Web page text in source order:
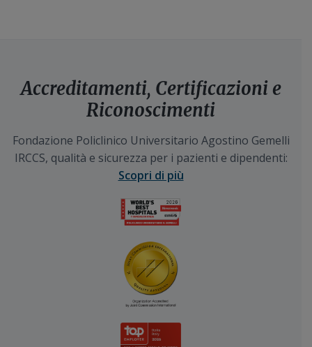
Accreditamenti, Certificazioni e
Riconoscimenti
Fondazione Policlinico Universitario Agostino Gemelli
IRCCS, qualità e sicurezza per i pazienti e dipendenti:
Scopri di più